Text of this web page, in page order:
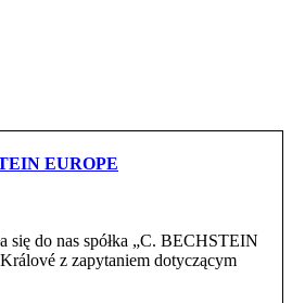
EUROPE
się do nas spółka „C. BECHSTEIN
z zapytaniem dotyczącym